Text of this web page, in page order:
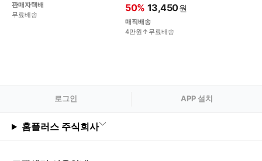
판매자택배
무료배송
50% 13,450원
매직배송
4만원↑무료배송
로그인 APP 설치
홈플러스 주식회사